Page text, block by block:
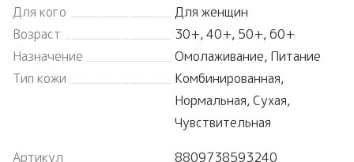
Для кого
Для женщин
Возраст
30+, 40+, 50+, 60+
Назначение
Омолаживание, Питание
Тип кожи
Комбинированная,
Нормальная, Сухая,
Чувствительная
Артикул
8809738593240